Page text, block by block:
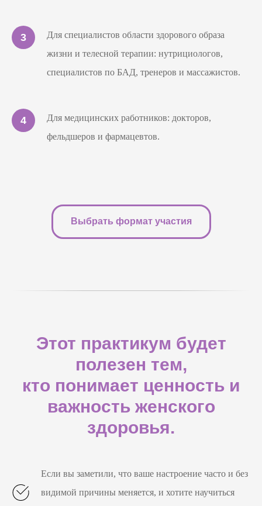
Для специалистов области здорового образа
жизни и телесной терапии: нутрициологов,
специалистов по БАД, тренеров и массажистов.
Для медицинских работников: докторов,
фельдшеров и фармацевтов.
Выбрать формат участия
Этот практикум будет
полезен тем,
кто понимает ценность и
важность женского
здоровья.
Если вы заметили, что ваше настроение часто и без
видимой причины меняется, и хотите научиться